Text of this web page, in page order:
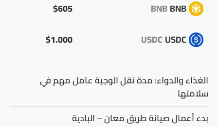
BNB
BNB
$605
USDC
USDC
$1.000
الغذاء والدواء: مدة نقل الوجبة عامل مهم في
سلامتها
بدء أعمال صيانة طريق معان – البادية